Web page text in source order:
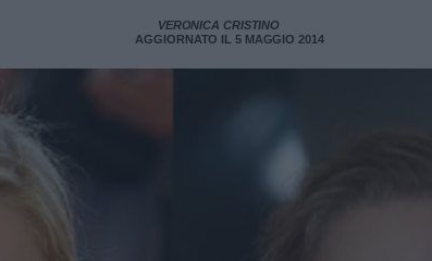
VERONICA CRISTINO
AGGIORNATO IL 5 MAGGIO 2014